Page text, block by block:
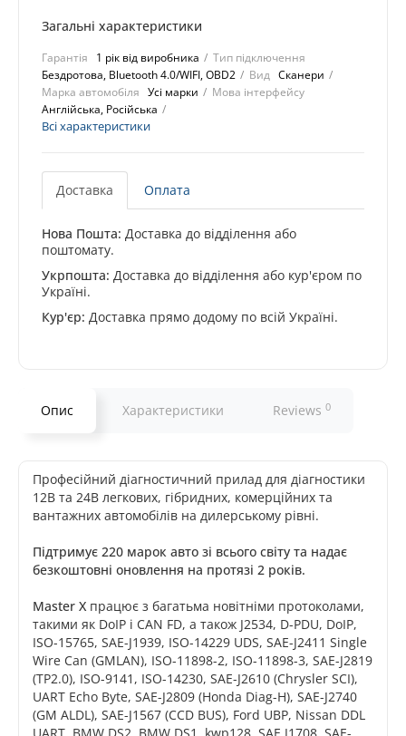
Загальні характеристики
Гарантія 1 рік від виробника
Тип підключення
Бездротова, Bluetooth 4.0/WIFI, OBD2
Вид Сканери
Марка автомобіля Усі марки
Мова інтерфейсу
Англійська, Російська
Всі характеристики
Доставка Оплата
Нова Пошта: Доставка до відділення або
поштомату.
Укрпошта: Доставка до відділення або кур'єром по
Україні.
Кур'єр: Доставка прямо додому по всій Україні.
Опис Характеристики Reviews 0
Професійний діагностичний прилад для діагностики
12В та 24В легкових, гібридних, комерційних та
вантажних автомобілів на дилерському рівні.
Підтримує 220 марок авто зі всього світу та надає
безкоштовні оновлення на протязі 2 років.
Master X працює з багатьма новітніми протоколами,
такими як DoIP і CAN FD, а також J2534, D-PDU, DoIP,
ISO-15765, SAE-J1939, ISO-14229 UDS, SAE-J2411 Single
Wire Can (GMLAN), ISO-11898-2, ISO-11898-3, SAE-J2819
(TP2.0), ISO-9141, ISO-14230, SAE-J2610 (Chrysler SCI),
UART Echo Byte, SAE-J2809 (Honda Diag-H), SAE-J2740
(GM ALDL), SAE-J1567 (CCD BUS), Ford UBP, Nissan DDL